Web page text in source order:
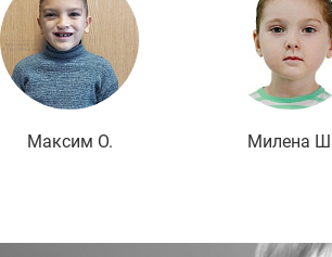
Максим О. Милена